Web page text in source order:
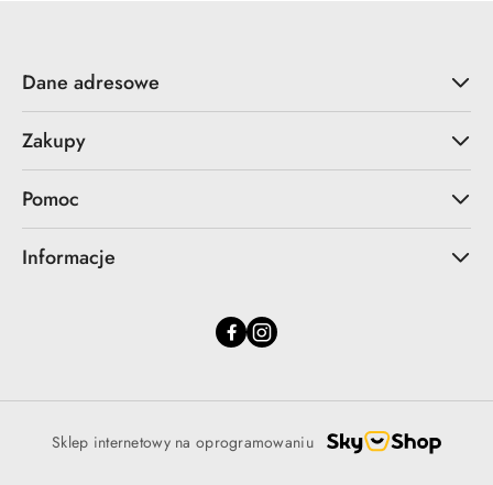
Dane adresowe
Zakupy
Pomoc
Informacje
Sklep internetowy na oprogramowaniu